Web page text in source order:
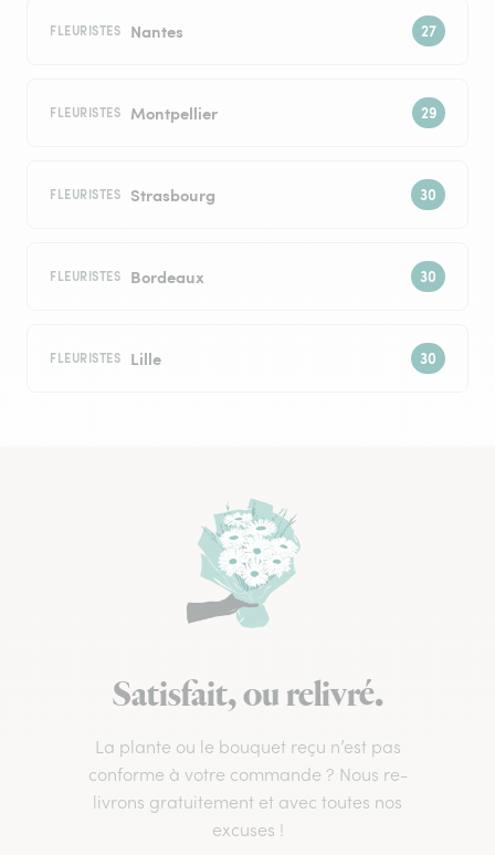
FLEURISTES Nantes
FLEURISTES Montpellier
FLEURISTES Strasbourg
FLEURISTES Bordeaux
FLEURISTES Lille
Satisfait, ou relivré.
La plante ou le bouquet reçu n’est pas
conforme à votre commande ? Nous re-
livrons gratuitement et avec toutes nos
excuses !